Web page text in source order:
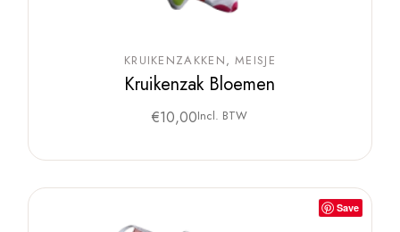
KRUIKENZAKKEN MEISJE
Kruikenzak Bloemen
€10,00Incl. BTW
Save